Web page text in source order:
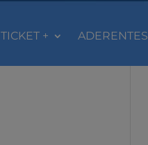
TICKET + ADERENTES